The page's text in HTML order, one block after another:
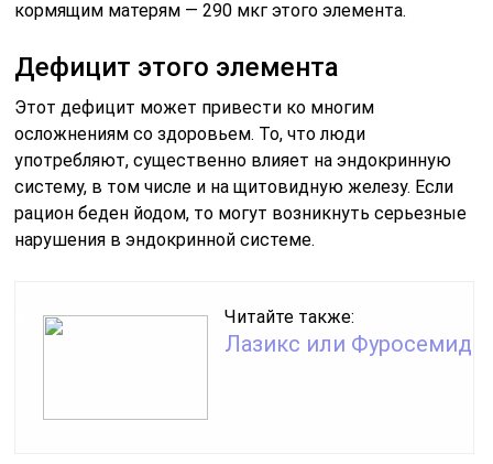
кормящим матерям — 290 мкг этого элемента.
Дефицит этого элемента
Этот дефицит может привести ко многим
осложнениям со здоровьем. То, что люди
употребляют, существенно влияет на эндокринную
систему, в том числе и на щитовидную железу. Если
рацион беден йодом, то могут возникнуть серьезные
нарушения в эндокринной системе.
Читайте также:
Лазикс или Фуросемид